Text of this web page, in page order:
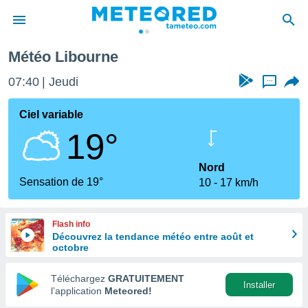
de
en
Météo Libourne
07:40 Jeudi ...
Ciel variable
19°
Sensation de 19°
Nord
10
17 km/h
Flash info
Découvrez la tendance météo entre août et
octobre
Téléchargez GRATUITEMENT
l’application Meteored!
Installer